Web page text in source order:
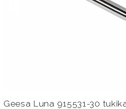
Geesa Luna 915531-30